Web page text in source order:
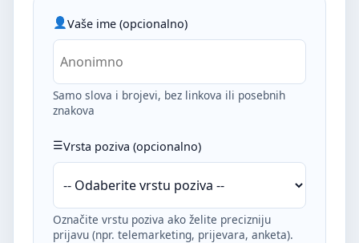
Vaše ime (opcionalno)
Samo slova i brojevi, bez linkova ili posebnih
znakova
Vrsta poziva (opcionalno)
Označite vrstu poziva ako želite precizniju
prijavu (npr. telemarketing, prijevara, anketa).